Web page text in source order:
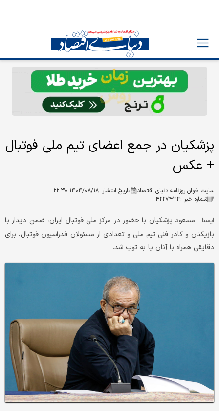
پزشکیان در جمع اعضای تیم ملی فوتبال
+ عکس
سایت خوان روزنامه دنیای اقتصاد تاریخ انتشار :۱۴۰۴/۰۸/۱۸ ۲۲:۳۰
شماره خبر :۴۲۲۷۴۳۳
ایسنا : مسعود پزشکیان با حضور در مرکز ملی فوتبال ایران، ضمن دیدار با
بازیکنان و کادر فنی تیم ملی و تعدادی از مسئولان فدراسیون فوتبال، برای
دقایقی همراه با آنان پا به توپ شد.